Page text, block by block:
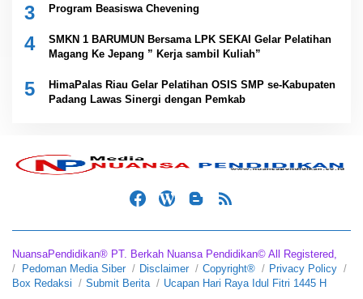
3 Program Beasiswa Chevening
4
SMKN 1 BARUMUN Bersama LPK SEKAI Gelar Pelatihan
Magang Ke Jepang ” Kerja sambil Kuliah”
5
HimaPalas Riau Gelar Pelatihan OSIS SMP se-Kabupaten
Padang Lawas Sinergi dengan Pemkab
NuansaPendidikan® PT. Berkah Nuansa Pendidikan© All Registered,
Pedoman Media Siber
Disclaimer Copyright®
Privacy Policy
Box Redaksi
Submit Berita Ucapan Hari Raya Idul Fitri 1445 H